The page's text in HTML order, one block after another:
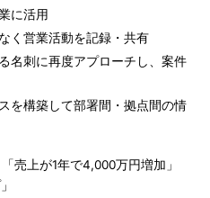
に活用
く営業活動を記録・共有
名刺に再度アプローチし、案件
を構築して部署間・拠点間の情
売上が1年で4,000万円増加」